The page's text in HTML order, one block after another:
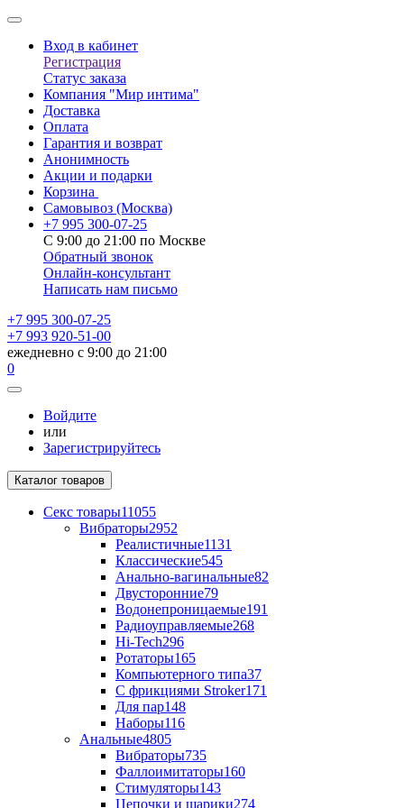
Вход в кабинет
Регистрация
Статус заказа
Компания "Мир интима"
Доставка
Оплата
Гарантия и возврат
Анонимность
Акции и подарки
Корзина
Самовывоз (Москва)
+7 995 300-07-25
С 9:00 до 21:00 по Москве
Обратный звонок
Онлайн-консультант
Написать нам письмо
+7 995 300-07-25
+7 993 920-51-00
ежедневно с 9:00 до 21:00
0
Войдите
или
Зарегистрируйтесь
Каталог товаров
Секс товары11055
Вибраторы2952
Реалистичные1131
Классические545
Анально-вагинальные82
Двусторонние79
Водонепроницаемые191
Радиоуправляемые268
Hi-Tech296
Ротаторы165
Компьютерного типа37
С фрикциями Stroker171
Для пар148
Наборы116
Анальные4805
Вибраторы735
Фаллоимитаторы160
Стимуляторы143
Цепочки и шарики274